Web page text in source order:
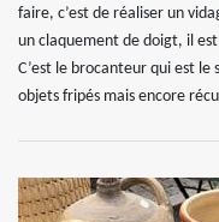
faire, c’est de réaliser un
un claquement de doigt, il
C’est le brocanteur qui est
objets fripés mais encore